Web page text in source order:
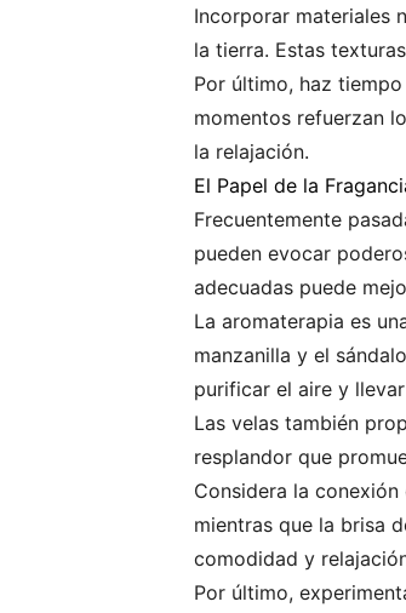
Incorporar materiales
la tierra. Estas
Por último, haz
momentos refuerzan
la relajación.
El Papel de la
Frecuentemente
pueden evocar
adecuadas puede
La aromaterapia es
manzanilla y el
purificar el aire y
Las velas también
resplandor que
Considera la
mientras que la brisa
comodidad y
Por último,